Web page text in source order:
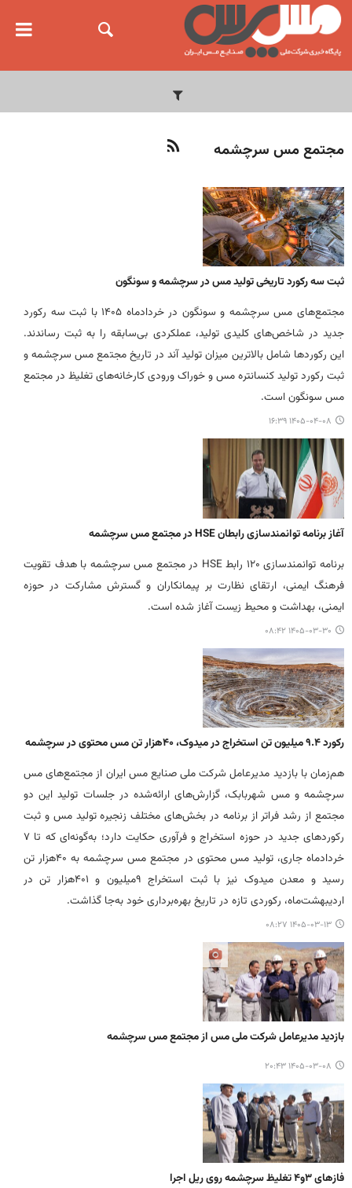
مجتمع مس سرچشمه
ثبت سه رکورد تاریخی تولید مس در سرچشمه و سونگون
مجتمع‌های مس سرچشمه و سونگون در خردادماه ۱۴۰۵ با ثبت سه رکورد
جدید در شاخص‌های کلیدی تولید، عملکردی بی‌سابقه را به ثبت رساندند.
این رکوردها شامل بالاترین میزان تولید آند در تاریخ مجتمع مس سرچشمه و
ثبت رکورد تولید کنسانتره مس و خوراک ورودی کارخانه‌های تغلیظ در مجتمع
مس سونگون است.
۱۴۰۵-۰۴-۰۸ ۱۶:۳۹
آغاز برنامه توانمندسازی رابطان HSE در مجتمع مس سرچشمه
برنامه توانمندسازی ۱۲۰ رابط HSE در مجتمع مس سرچشمه با هدف تقویت
فرهنگ ایمنی، ارتقای نظارت بر پیمانکاران و گسترش مشارکت در حوزه
ایمنی، بهداشت و محیط زیست آغاز شده است.
۱۴۰۵-۰۳-۳۰ ۰۸:۴۲
رکورد ۹.۴ میلیون تن استخراج در میدوک، ۴۰هزار تن مس محتوی در سرچشمه
هم‌زمان با بازدید مدیرعامل شرکت ملی صنایع مس ایران از مجتمع‌های مس
سرچشمه و مس شهربابک، گزارش‌های ارائه‌شده در جلسات تولید این دو
مجتمع از رشد فراتر از برنامه در بخش‌های مختلف زنجیره تولید مس و ثبت
رکوردهای جدید در حوزه استخراج و فرآوری حکایت دارد؛ به‌گونه‌ای که تا ۷
خردادماه جاری، تولید مس محتوی در مجتمع مس سرچشمه به ۴۰هزار تن
رسید و معدن میدوک نیز با ثبت استخراج ۹میلیون و ۴۰۱هزار تن در
اردیبهشت‌ماه، رکوردی تازه در تاریخ بهره‌برداری خود به‌جا گذاشت.
۱۴۰۵-۰۳-۱۳ ۰۸:۲۷
بازدید مدیرعامل شرکت ملی مس از مجتمع مس سرچشمه
۱۴۰۵-۰۳-۰۸ ۲۰:۴۳
فازهای ۳و۴ تغلیظ سرچشمه روی ریل اجرا